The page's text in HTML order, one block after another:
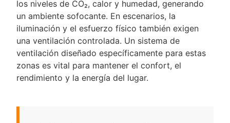
los niveles de CO₂, calor y humedad, generando
un ambiente sofocante. En escenarios, la
iluminación y el esfuerzo físico también exigen
una ventilación controlada. Un sistema de
ventilación diseñado específicamente para estas
zonas es vital para mantener el confort, el
rendimiento y la energía del lugar.